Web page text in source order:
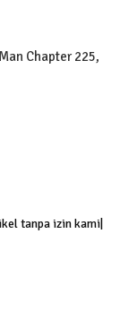
Chapter 225,
tanpa izin kami|